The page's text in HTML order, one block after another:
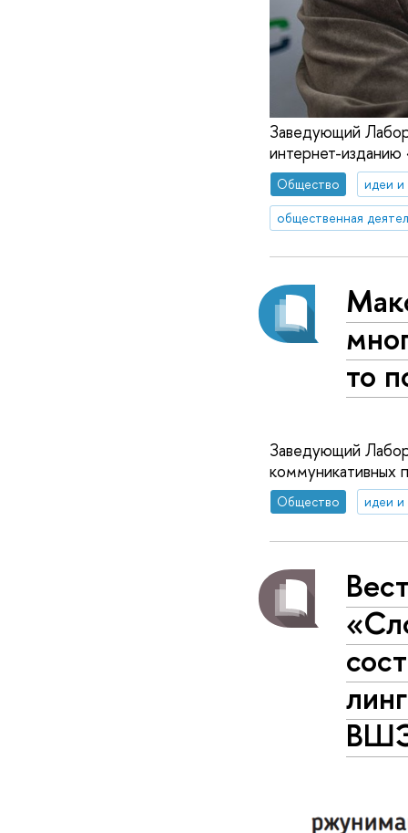
Заведующий
интернет-
Общество
идеи
общественная
то
Заведующий
коммуникативных
Общество идеи